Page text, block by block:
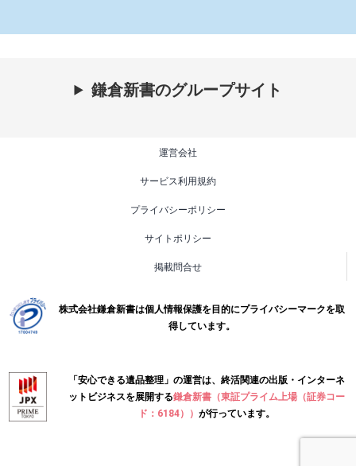
鎌倉新書のグループサイト
運営会社
サービス利用規約
プライバシーポリシー
サイトポリシー
掲載問合せ
株式会社鎌倉新書は個人情報保護を目的にプライバシーマークを取
得しています。
「安心できる遺品整理」の運営は、終活関連の出版・インターネ
ットビジネスを展開する鎌倉新書（東証プライム上場（証券コー
ド：6184）） が行っています。